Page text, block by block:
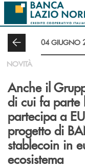
Salta al contenuto principale
04 GIUGNO
NOVITÀ
Anche il
di cui fa parte
partecipa a
progetto di
stablecoin in
ecosistema